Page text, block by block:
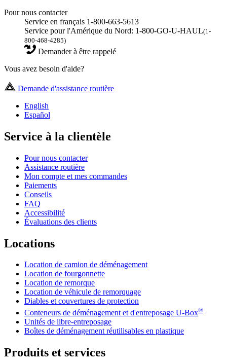
Pour nous contacter
Service en français 1-800-663-5613
Service pour l'Amérique du Nord: 1-800-GO-U-HAUL(1-
800-468-4285)
Demander à être rappelé
Vous avez besoin d'aide?
Demande d'assistance routière
English
Español
Service à la clientèle
Pour nous contacter
Assistance routière
Mon compte et mes commandes
Paiements
Conseils
FAQ
Accessibilité
Évaluations des clients
Locations
Location de camion de déménagement
Location de fourgonnette
Location de remorque
Location de véhicule de remorquage
Diables et couvertures de protection
Conteneurs de déménagement et d'entreposage U-Box®
Unités de libre-entreposage
Boîtes de déménagement réutilisables en plastique
Produits et services